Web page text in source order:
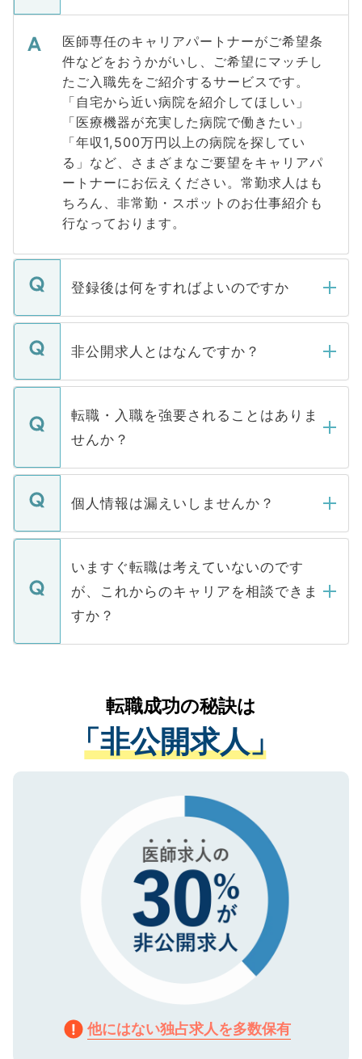
医師専任のキャリアパートナーがご希望条
件などをおうかがいし、ご希望にマッチし
たご入職先をご紹介するサービスです。
「自宅から近い病院を紹介してほしい」
「医療機器が充実した病院で働きたい」
「年収1,500万円以上の病院を探してい
る」など、さまざまなご要望をキャリアパ
ートナーにお伝えください。常勤求人はも
ちろん、非常勤・スポットのお仕事紹介も
行なっております。
登録後は何をすればよいのですか
ご登録いただきましたら、弊社担当者がご
登録内容を確認し、その後メールもしくは
ます。通常、5営業日以内にはご連絡をせて
いただきますので、しばらくお待ちくださ
非公開求人とはなんですか？
マイナビDOCTORで取り扱っている求人の
うち約3割は、Webサイトからご覧いただ
けない「非公開求人」です。非公開求人は
下記の理由によって、一般には公開してい
ません。
■応募殺到を避けるため 人気のある医療機
関を公にしてしまうと、応募が殺到する場
に、医療機関が求める条件に合った人材の
みを人材紹介会社に依頼するケースが増え
ています。
転職・入職を強要されることはありま
せんか？
転職・入職を強要することは一切ありませ
ん。また、仮に応募先から内定をいただい
定を承諾する必要はありません。内定先へ
の辞退の連絡はキャリアパートナーが行い
個人情報は漏えいしませんか？
個人情報が漏えいすることはありませんの
で、ご安心ください。当サイトからの登録
などで収集したご登録者様の個人情報は、
ご本人のキャリアアップおよび転職活動の
支援を目的に使用いたします。お預かりし
ているすべての個人データはご本人の許可
は、個人情報の取り扱いについての厳密な
管理基準を満たした事業者のみに付与され
る、プライバシーマークを取得済みです。
で、機密保持に関してもご安心ください。
いますぐ転職は考えていないのです
が、これからのキャリアを相談できま
すか？
かがいして、現在の医療機関の状況や紹介
経験をまじえながら、適切なアドバイスを
させていただきます。すぐにご転職をされ
ない方には、長期的なサポートが可能です
ので、まずはご登録ください。
転職成功の秘訣は
「非公開求人」
他にはない独占求人を多数保有